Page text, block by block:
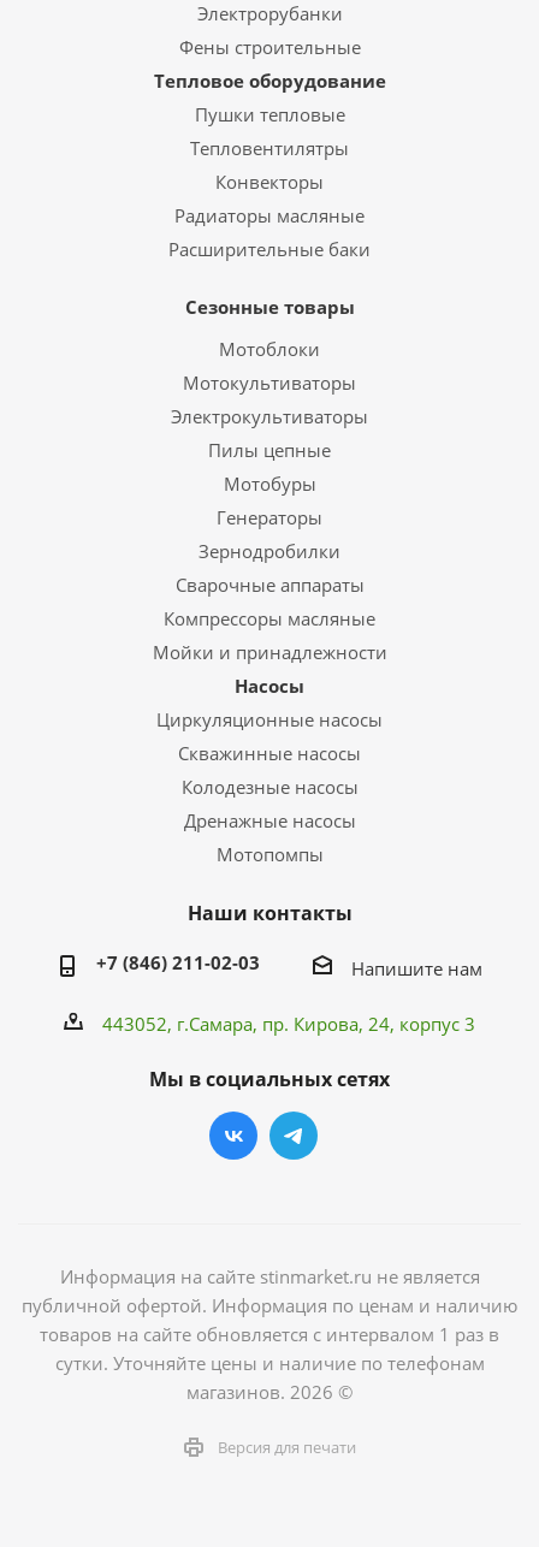
Электрорубанки
Фены строительные
Тепловое оборудование
Пушки тепловые
Тепловентилятры
Конвекторы
Радиаторы масляные
Расширительные баки
Сезонные товары
Мотоблоки
Мотокультиваторы
Электрокультиваторы
Пилы цепные
Мотобуры
Генераторы
Зернодробилки
Сварочные аппараты
Компрессоры масляные
Мойки и принадлежности
Насосы
Циркуляционные насосы
Скважинные насосы
Колодезные насосы
Дренажные насосы
Мотопомпы
Наши контакты
+7 (846) 211-02-03 Напишите нам
443052, г.Самара, пр. Кирова, 24, корпус 3
Мы в социальных сетях
Информация на сайте stinmarket.ru не является
публичной офертой. Информация по ценам и наличию
товаров на сайте обновляется с интервалом 1 раз в
сутки. Уточняйте цены и наличие по телефонам
магазинов. 2026 ©
Версия для печати